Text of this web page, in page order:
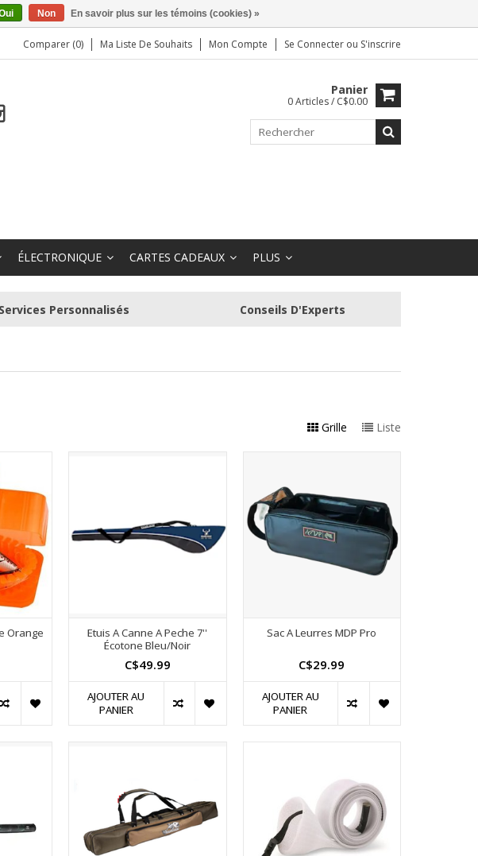
Comparer (0) Ma Liste De Souhaits Mon Compte Se Connecter ou S'inscrire
Panier
0 Articles / C$0.00
ÉLECTRONIQUE CARTES CADEAUX PLUS
Services Personnalisés Conseils D'Experts
Grille Liste
Orange
Etuis A Canne A Peche 7''
Écotone Bleu/Noir
C$49.99
AJOUTER AU
PANIER
Sac A Leurres MDP Pro
C$29.99
AJOUTER AU
PANIER
Non En savoir plus sur les témoins (cookies) »